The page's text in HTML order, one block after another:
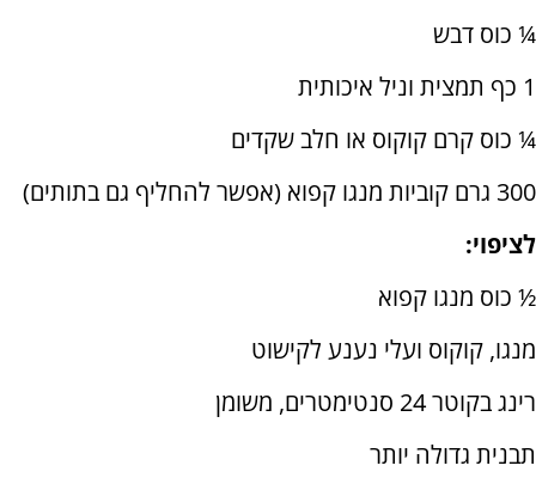
¼ כוס דבש
1 כף תמצית וניל איכותית
¼ כוס קרם קוקוס או חלב שקדים
300 גרם קוביות מנגו קפוא (אפשר להחליף גם בתותים)
לציפוי:
½ כוס מנגו קפוא
מנגו, קוקוס ועלי נענע לקישוט
רינג בקוטר 24 סנטימטרים, משומן
תבנית גדולה יותר